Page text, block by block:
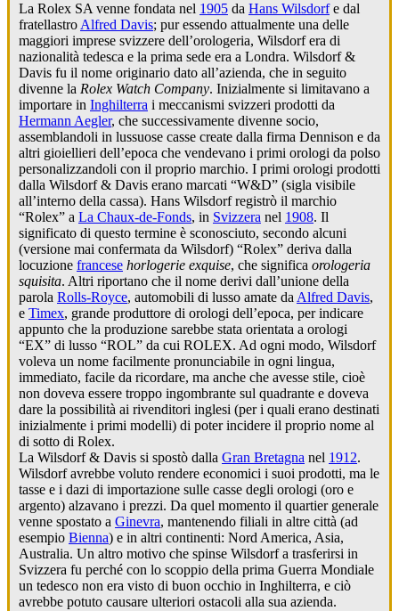
La Rolex SA venne fondata nel 1905 da Hans Wilsdorfe dal
fratellastro Alfred Davis; pur essendo attualmente una delle
maggiori imprese svizzere dell’orologeria, Wilsdorf era di
nazionalità tedesca e la prima sede era a Londra. Wilsdorf &
Davis fu il nome originario dato all’azienda, che in seguito
divenne la Rolex Watch Company. Inizialmente si limitavano a
importare in Inghilterra i meccanismi svizzeri prodotti da
Hermann Aegler, che successivamente divenne socio,
assemblandoli in lussuose casse create dalla firma Dennison e da
altri gioiellieri dell’epoca che vendevano i primi orologi da polso
personalizzandoli con il proprio marchio. I primi orologi prodotti
dalla Wilsdorf & Davis erano marcati “W&D” (sigla visibile
all’interno della cassa). Hans Wilsdorf registrò il marchio
“Rolex” a La Chaux-de-Fonds, in Svizzera nel 1908. Il
significato di questo termine è sconosciuto, secondo alcuni
(versione mai confermata da Wilsdorf) “Rolex” deriva dalla
locuzione francese horlogerie exquise, che significa orologeria
squisita. Altri riportano che il nome derivi dall’unione della
parola Rolls-Royce, automobili di lusso amate da Alfred Davis,
e Timex, grande produttore di orologi dell’epoca, per indicare
appunto che la produzione sarebbe stata orientata a orologi
“EX” di lusso “ROL” da cui ROLEX. Ad ogni modo, Wilsdorf
voleva un nome facilmente pronunciabile in ogni lingua,
immediato, facile da ricordare, ma anche che avesse stile, cioè
non doveva essere troppo ingombrante sul quadrante e doveva
dare la possibilità ai rivenditori inglesi (per i quali erano destinati
inizialmente i primi modelli) di poter incidere il proprio nome al
di sotto di Rolex.
La Wilsdorf & Davis si spostò dalla Gran Bretagna nel 1912.
Wilsdorf avrebbe voluto rendere economici i suoi prodotti, ma le
tasse e i dazi di importazione sulle casse degli orologi (oro e
argento) alzavano i prezzi. Da quel momento il quartier generale
venne spostato a Ginevra, mantenendo filiali in altre città (ad
esempio Bienna) e in altri continenti: Nord America, Asia,
Australia. Un altro motivo che spinse Wilsdorf a trasferirsi in
Svizzera fu perché con lo scoppio della prima Guerra Mondiale
un tedesco non era visto di buon occhio in Inghilterra, e ciò
avrebbe potuto causare ulteriori ostacoli alla sua azienda.